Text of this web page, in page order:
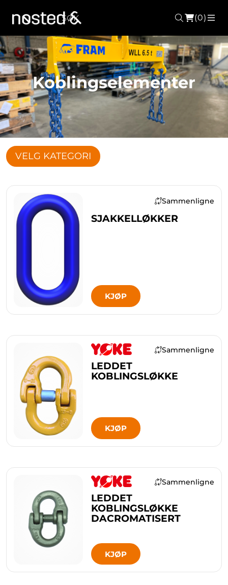
Søk
(0)
Koblingselementer
VELG KATEGORI
Sammenligne
SJAKKELLØKKER
KJØP
Sammenligne
LEDDET
KOBLINGSLØKKE
KJØP
Sammenligne
LEDDET
KOBLINGSLØKKE
DACROMATISERT
KJØP